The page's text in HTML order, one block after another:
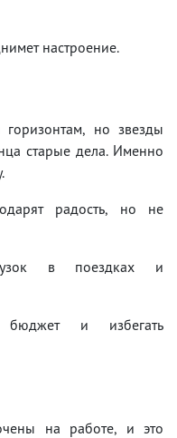
настроение.
но звезды
старые дела. Именно
радость, но не
в поездках и
бюджет и избегать
на работе, и это